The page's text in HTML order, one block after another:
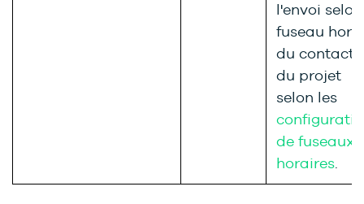
l'envoi
fuseau
du contact
du projet
selon les
de fuseaux
horaires.